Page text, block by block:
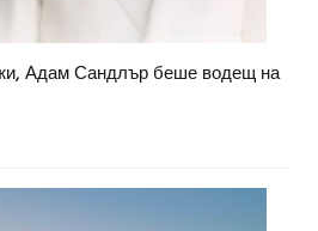
Адам Сандлър беше водещ на